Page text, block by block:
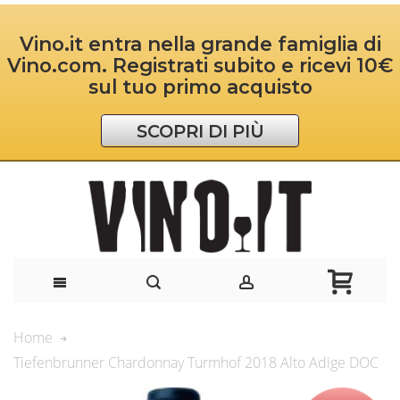
Vino.it entra nella grande famiglia di
Vino.com. Registrati subito e ricevi 10€
sul tuo primo acquisto
SCOPRI DI PIÙ
Home
Tiefenbrunner Chardonnay Turmhof 2018 Alto Adige DOC